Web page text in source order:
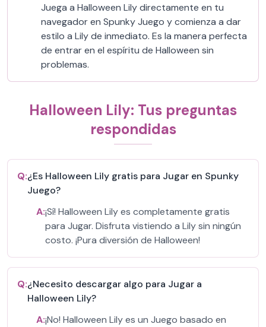
Juega a Halloween Lily directamente en tu
navegador en Spunky Juego y comienza a dar
estilo a Lily de inmediato. Es la manera perfecta
de entrar en el espíritu de Halloween sin
problemas.
Halloween Lily: Tus preguntas
respondidas
Q:¿Es Halloween Lily gratis para Jugar en Spunky
Juego?
A:¡Sí! Halloween Lily es completamente gratis
para Jugar. Disfruta vistiendo a Lily sin ningún
costo. ¡Pura diversión de Halloween!
Q:¿Necesito descargar algo para Jugar a
Halloween Lily?
A:¡No! Halloween Lily es un Juego basado en